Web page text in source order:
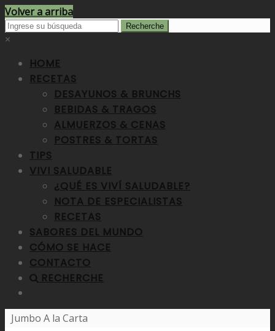
Volver a arriba
×
HOME
RECETAS
DESAYUNOS & BRUNCHS
BEBIDAS & TRAGOS
ALMUERZOS & CENAS
POSTRES & TORTAS
TIPS
VIVI SALUDABLE
¿QUÉ ES VIVÍ SALUDABLE?
NOTA DE ESPECIALISTAS
RECETAS
SABORES DEL MUNDO
CÓMO SE HACE
CONTACTO
RECHERCHE
Jumbo A la Carta